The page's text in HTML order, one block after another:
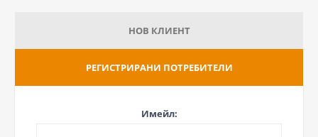
НОВ КЛИЕНТ
РЕГИСТРИРАНИ ПОТРЕБИТЕЛИ
Имейл: